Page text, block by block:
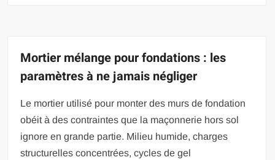
Mortier mélange pour fondations : les
paramètres à ne jamais négliger
Le mortier utilisé pour monter des murs de fondation
obéit à des contraintes que la maçonnerie hors sol
ignore en grande partie. Milieu humide, charges
structurelles concentrées, cycles de gel